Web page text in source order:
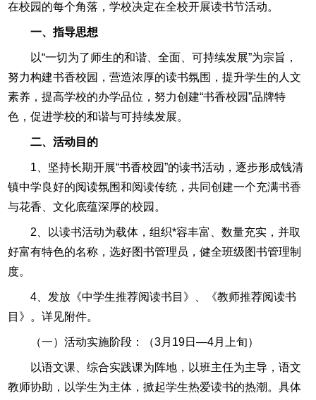
在校园的每个角落，学校决定在全校开展读书节活动。
一、指导思想
以“一切为了师生的和谐、全面、可持续发展”为宗旨，
努力构建书香校园，营造浓厚的读书氛围，提升学生的人文
素养，提高学校的办学品位，努力创建“书香校园”品牌特
色，促进学校的和谐与可持续发展。
二、活动目的
1、坚持长期开展“书香校园”的读书活动，逐步形成钱清
镇中学良好的阅读氛围和阅读传统，共同创建一个充满书香
与花香、文化底蕴深厚的校园。
2、以读书活动为载体，组织*容丰富、数量充实，并取
好富有特色的名称，选好图书管理员，健全班级图书管理制
度。
4、发放《中学生推荐阅读书目》、《教师推荐阅读书
目》。详见附件。
（一）活动实施阶段：（3月19日—4月上旬）
以语文课、综合实践课为阵地，以班主任为主导，语文
教师协助，以学生为主体，掀起学生热爱读书的热潮。具体